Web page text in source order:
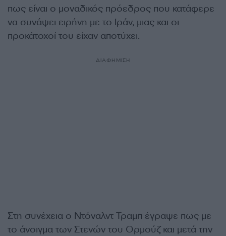
πως είναι ο μοναδικός πρόεδρος που κατάφερε
να συνάψει ειρήνη με το Ιράν, μιας και οι
προκάτοχοί του είχαν αποτύχει.
ΔΙΑΦΗΜΙΣΗ
Στη συνέχεια ο Ντόναλντ Τραμπ έγραψε πως με
το άνοιγμα των Στενών του Ορμούζ και μετά την